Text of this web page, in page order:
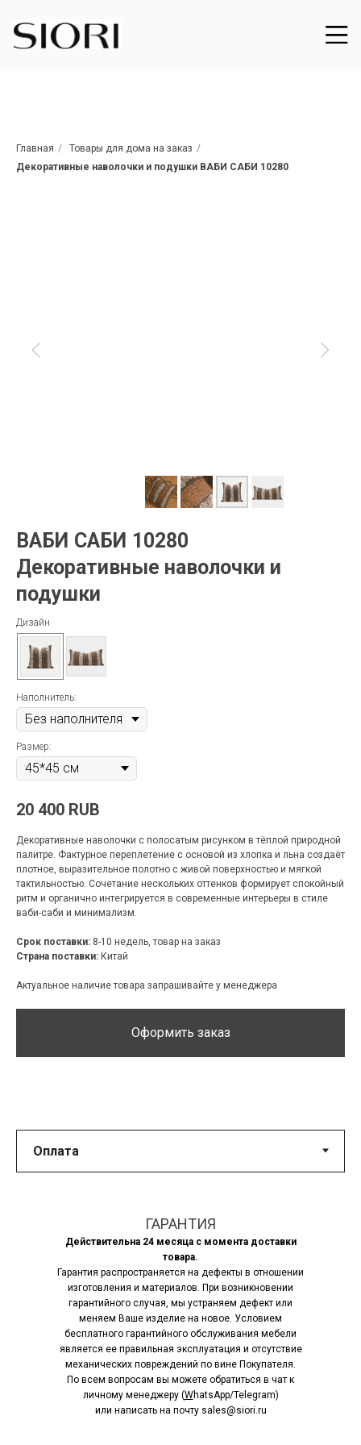
Главная / Товары для дома на заказ /
Декоративные наволочки и подушки ВАБИ САБИ 10280
ВАБИ САБИ 10280
Декоративные наволочки и
подушки
20 400 RUB
Дизайн
Наполнитель:
Размер:
Декоративные наволочки с полосатым рисунком в тёплой природной
палитре. Фактурное переплетение с основой из хлопка и льна создаёт
плотное, выразительное полотно с живой поверхностью и мягкой
тактильностью. Сочетание нескольких оттенков формирует спокойный
ритм и органично интегрируется в современные интерьеры в стиле
ваби-саби и минимализм.
Срок поставки: 8-10 недель, товар на заказ
Страна поставки: Китай
Актуальное наличие товара запрашивайте у менеджера
Оформить заказ
ГАРАНТИЯ
Действительна 24 месяца с момента доставки
товара.
Гарантия распространяется на дефекты в отношении
изготовления и материалов. При возникновении
гарантийного случая, мы устраняем дефект или
меняем Ваше изделие на новое. Условием
бесплатного гарантийного обслуживания мебели
является ее правильная эксплуатация и отсутствие
механических повреждений по вине Покупателя.
По всем вопросам вы можете обратиться в чат к
личному менеджеру (WhatsApp/Telegram)
или написать на почту sales@siori.ru